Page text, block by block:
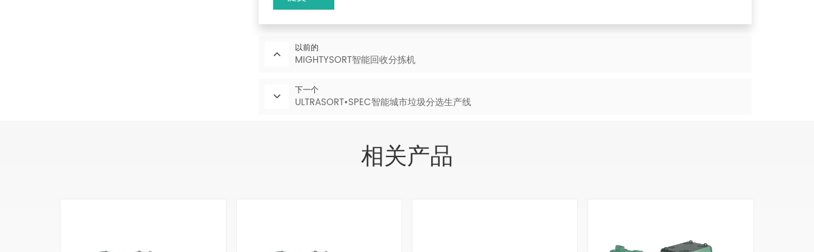
以前的
MIGHTYSORT智能回收分拣机
下一个
ULTRASORT•SPEC智能城市垃圾分选生产线
相关产品